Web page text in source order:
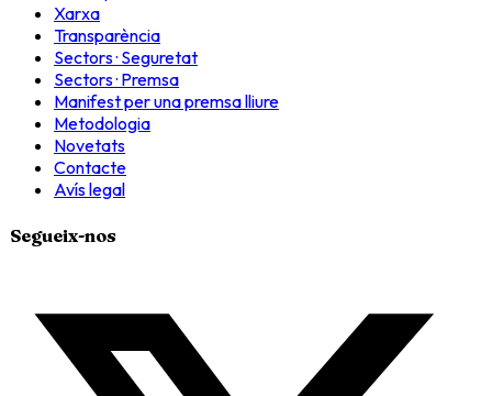
Xarxa
Transparència
Sectors · Seguretat
Sectors · Premsa
Manifest per una premsa lliure
Metodologia
Novetats
Contacte
Avís legal
Segueix-nos